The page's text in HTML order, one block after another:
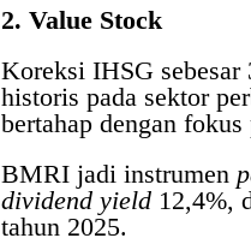
2. Value Stock
Koreksi IHSG sebesar
historis pada sektor
bertahap dengan
BMRI jadi instrumen
dividend yield 12,4%,
tahun 2025.